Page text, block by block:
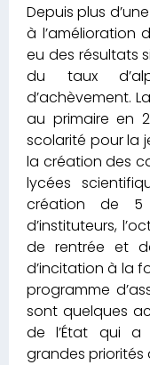
Depuis plus
à l’amélioration
eu des résultats
du taux
d’achèvement.
au primaire en
scolarité pour la
la création des
lycées
création de 5
d’instituteurs,
de rentrée et
d’incitation à la
programme
sont quelques
de l’État qui a
grandes priorités